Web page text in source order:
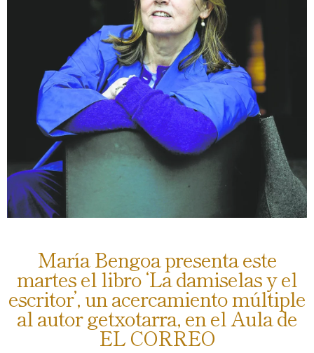
María Bengoa presenta este
martes el libro ‘La damiselas y el
escritor’, un acercamiento múltiple
al autor getxotarra, en el Aula de
EL CORREO